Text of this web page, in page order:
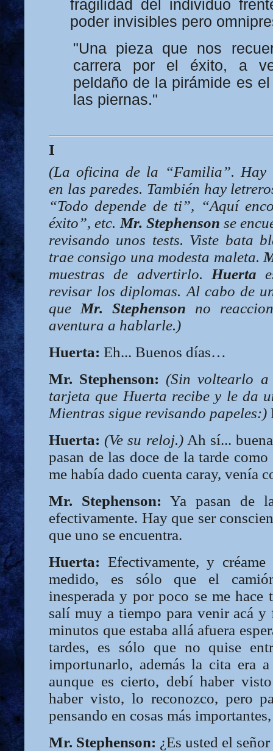
fragilidad del individuo
poder invisibles pero
"Una pieza que nos
carrera por el éxito, a
peldaño de la pirámide es
las piernas."
I
(La oficina de la “Familia”. Hay
en las paredes. También hay
“Todo depende de ti”, “Aquí
éxito”, etc. Mr. Stephenson se
revisando unos tests. Viste bata
trae consigo una modesta maleta.
muestras de advertirlo. Huerta
revisar los diplomas. Al cabo de
que Mr. Stephenson no
aventura a hablarle.)
Huerta: Eh... Buenos días…
Mr. Stephenson: (Sin voltearlo a
tarjeta que Huerta recibe y le da
Mientras sigue revisando papeles:)
Huerta: (Ve su reloj.)Ah sí...
pasan de las doce de la tarde
me había dado cuenta caray, venía
Mr. Stephenson: Ya pasan de
efectivamente. Hay que ser
que uno se encuentra.
Huerta: Efectivamente, y
medido, es sólo que el
inesperada y por poco se me hace
salí muy a tiempo para venir acá y
minutos que estaba allá afuera
tardes, es sólo que no quise
importunarlo, además la cita
aunque es cierto, debí haber
haber visto, lo reconozco, pero
pensando en cosas más
Mr. Stephenson: ¿Es usted el